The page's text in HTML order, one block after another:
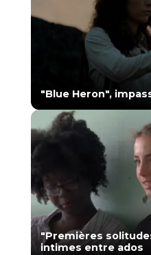
"Blue Heron",
"Premières
intimes entre ados